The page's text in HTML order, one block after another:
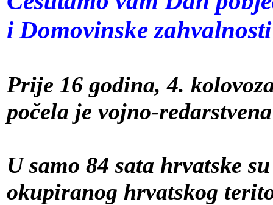
i Domovinske
Prije 16 godina, 4.
počela je vojno-
U samo 84 sata hrvatske
okupiranog hrvatskog